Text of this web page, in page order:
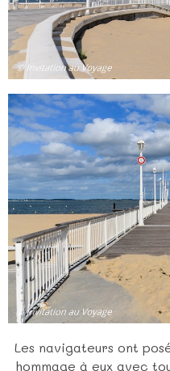
Les navigateurs ont
hommage à eux avec